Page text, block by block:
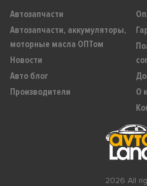
2026 All
Автозапчасти
Автозапчасти, аккумуляторы,
моторные масла ОПТом
Новости
Авто блог
Производители
О